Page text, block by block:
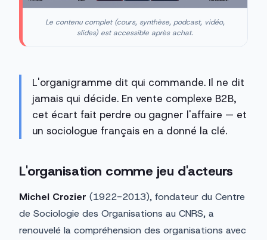
Le contenu complet (cours, synthèse, podcast, vidéo,
slides) est accessible après achat.
L'organigramme dit qui commande. Il ne dit
jamais qui décide. En vente complexe B2B,
cet écart fait perdre ou gagner l'affaire — et
un sociologue français en a donné la clé.
L'organisation comme jeu d'acteurs
Michel Crozier (1922-2013), fondateur du Centre
de Sociologie des Organisations au CNRS, a
renouvelé la compréhension des organisations avec